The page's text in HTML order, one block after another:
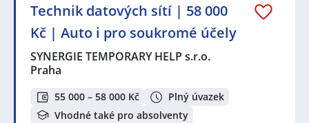
Technik datových sítí | 58 000
Kč | Auto i pro soukromé účely
SYNERGIE TEMPORARY HELP s.r.o.
Praha
55 000 – 58 000 Kč
Plný úvazek
Vhodné také pro absolventy